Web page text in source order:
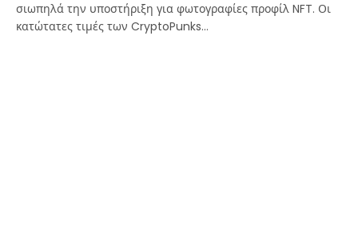
σιωπηλά την υποστήριξη για φωτογραφίες προφίλ NFT. Οι
κατώτατες τιμές των CryptoPunks…